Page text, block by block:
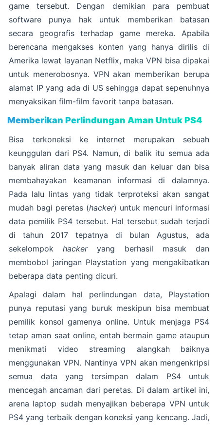
game tersebut. Dengan demikian para pembuat
software punya hak untuk memberikan batasan
secara geografis terhadap game mereka. Apabila
berencana mengakses konten yang hanya dirilis di
Amerika lewat layanan Netflix, maka VPN bisa dipakai
untuk menerobosnya. VPN akan memberikan berupa
alamat IP yang ada di US sehingga dapat sepenuhnya
menyaksikan film-film favorit tanpa batasan.
Memberikan Perlindungan Aman Untuk PS4
Bisa terkoneksi ke internet merupakan sebuah
keunggulan dari PS4. Namun, di balik itu semua ada
banyak aliran data yang masuk dan keluar dan bisa
membahayakan keamanan informasi di dalamnya.
Pada lalu lintas yang tidak terproteksi akan sangat
mudah bagi peretas (hacker) untuk mencuri informasi
data pemilik PS4 tersebut. Hal tersebut sudah terjadi
di tahun 2017 tepatnya di bulan Agustus, ada
sekelompokhackeryang berhasil masuk dan
membobol jaringan Playstation yang mengakibatkan
beberapa data penting dicuri.
Apalagi dalam hal perlindungan data, Playstation
punya reputasi yang buruk meskipun bisa membuat
pemilik konsol gamenya online. Untuk menjaga PS4
tetap aman saat online, entah bermain game ataupun
menikmati video streaming alangkah baiknya
menggunakan VPN. Nantinya VPN akan mengenkripsi
semua data yang tersimpan dalam PS4 untuk
mencegah ancaman dari peretas. Di dalam artikel ini,
arena laptop sudah menyajikan beberapa VPN untuk
PS4 yang terbaik dengan koneksi yang kencang. Jadi,